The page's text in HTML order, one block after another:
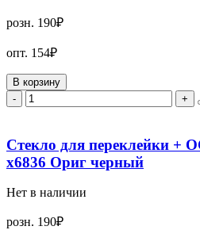
розн. 190₽
опт. 154₽
В корзину
-
+
Стекло для переклейки +
x6836 Ориг черный
Нет в наличии
розн. 190₽